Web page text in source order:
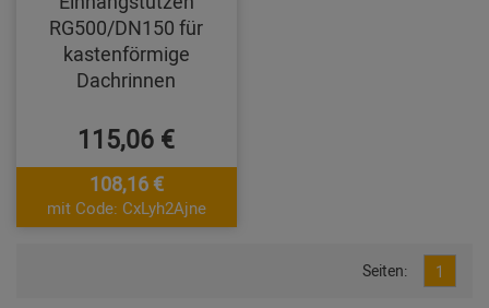
RG500/DN150 für
kastenförmige
Dachrinnen
115,06 €
108,16 €
mit Code: CxLyh2Ajne
Seiten: 1